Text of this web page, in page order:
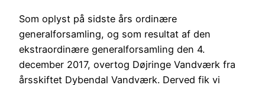
Som oplyst på sidste års ordinære
generalforsamling, og som resultat af den
ekstraordinære generalforsamling den 4.
december 2017, overtog Døjringe Vandværk fra
årsskiftet Dybendal Vandværk. Derved fik vi